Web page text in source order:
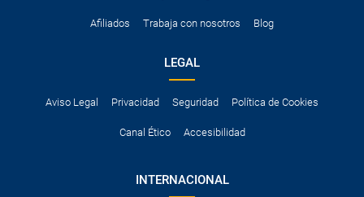
Afiliados Trabaja con nosotros Blog
LEGAL
Aviso Legal Privacidad Seguridad Política de Cookies
Canal Ético Accesibilidad
INTERNACIONAL